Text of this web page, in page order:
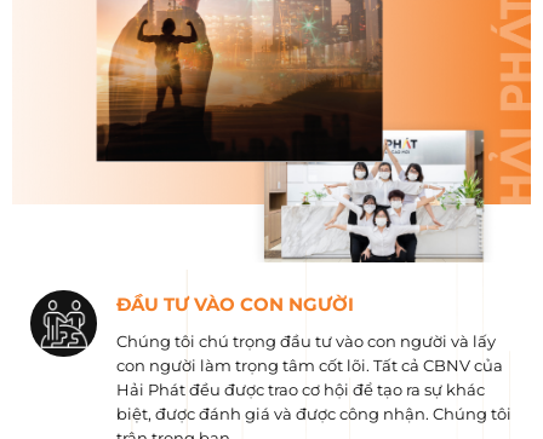
ĐẦU TƯ VÀO CON NGƯỜI
Chúng tôi chú trọng đầu tư vào con người và lấy
con người làm trọng tâm cốt lõi. Tất cả CBNV của
Hải Phát đều được trao cơ hội để tạo ra sự khác
biệt, được đánh giá và được công nhận. Chúng tôi